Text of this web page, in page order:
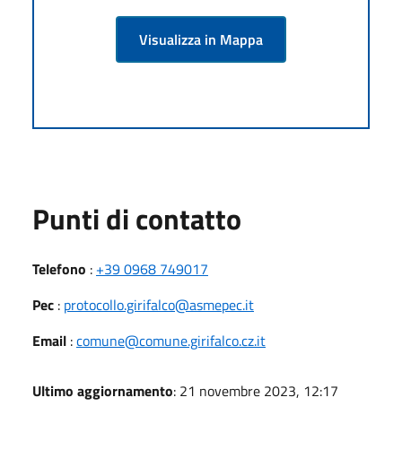
Visualizza in Mappa
Punti di contatto
Telefono : +39 0968 749017
Pec : protocollo.girifalco@asmepec.it
Email :comune@comune.girifalco.cz.it
Ultimo aggiornamento: 21 novembre 2023, 12:17